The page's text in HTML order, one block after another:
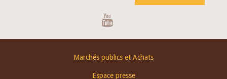
Marchés publics et Achats
Espace presse